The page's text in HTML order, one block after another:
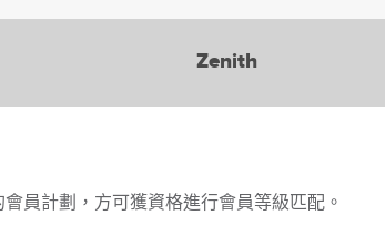
Zenith
員計劃，方可獲資格進行會員等級匹配。